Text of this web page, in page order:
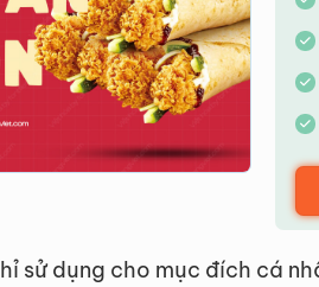
sử dụng cho mục đích cá